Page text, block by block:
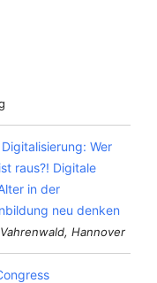
Wer
raus?! Digitale
in der
neu denken
Hannover